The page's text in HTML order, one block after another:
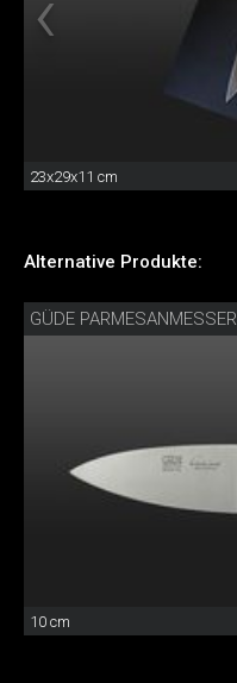
23x29x11 cm
Alternative Produkte:
GÜDE PARMESANMESSER
10 cm